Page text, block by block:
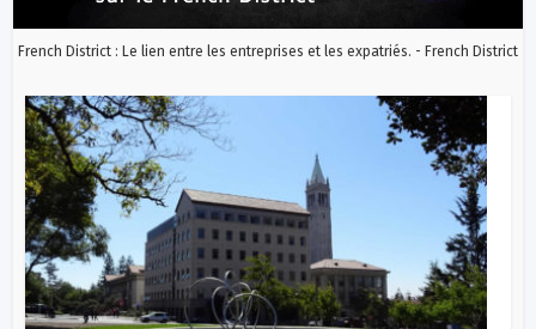
French District : Le lien entre les entreprises et les expatriés. - French District